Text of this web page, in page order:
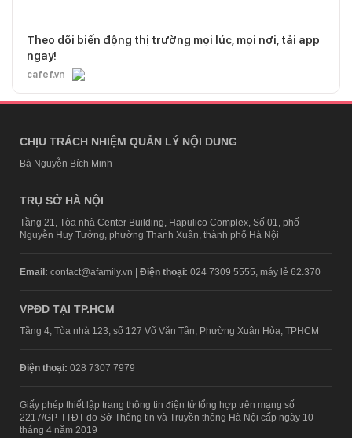
Theo dõi biến động thị trường mọi lúc, mọi nơi, tải app
ngay!
cafef.vn
CHỊU TRÁCH NHIỆM QUẢN LÝ NỘI DUNG
Bà Nguyễn Bích Minh
TRỤ SỞ HÀ NỘI
Tầng 21, Tòa nhà Center Building, Hapulico Complex, Số 01, phố
Nguyễn Huy Tưởng, phường Thanh Xuân, thành phố Hà Nội
Email: contact@afamily.vn | Điện thoại: 024 7309 5555, máy lẻ 62.370
VPĐD TẠI TP.HCM
Tầng 4, Tòa nhà 123, số 127 Võ Văn Tần, Phường Xuân Hòa, TPHCM
Điện thoại: 028 7307 7979
Giấy phép thiết lập trang thông tin điện tử tổng hợp trên mạng số
2217/GP-TTĐT do Sở Thông tin và Truyền thông Hà Nội cấp ngày 10
tháng 4 năm 2019